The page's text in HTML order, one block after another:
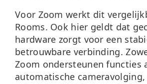
Voor Zoom werkt dit
Rooms. Ook hier geldt dat
hardware zorgt voor een
betrouwbare verbinding.
Zoom ondersteunen functies
automatische cameravolging,